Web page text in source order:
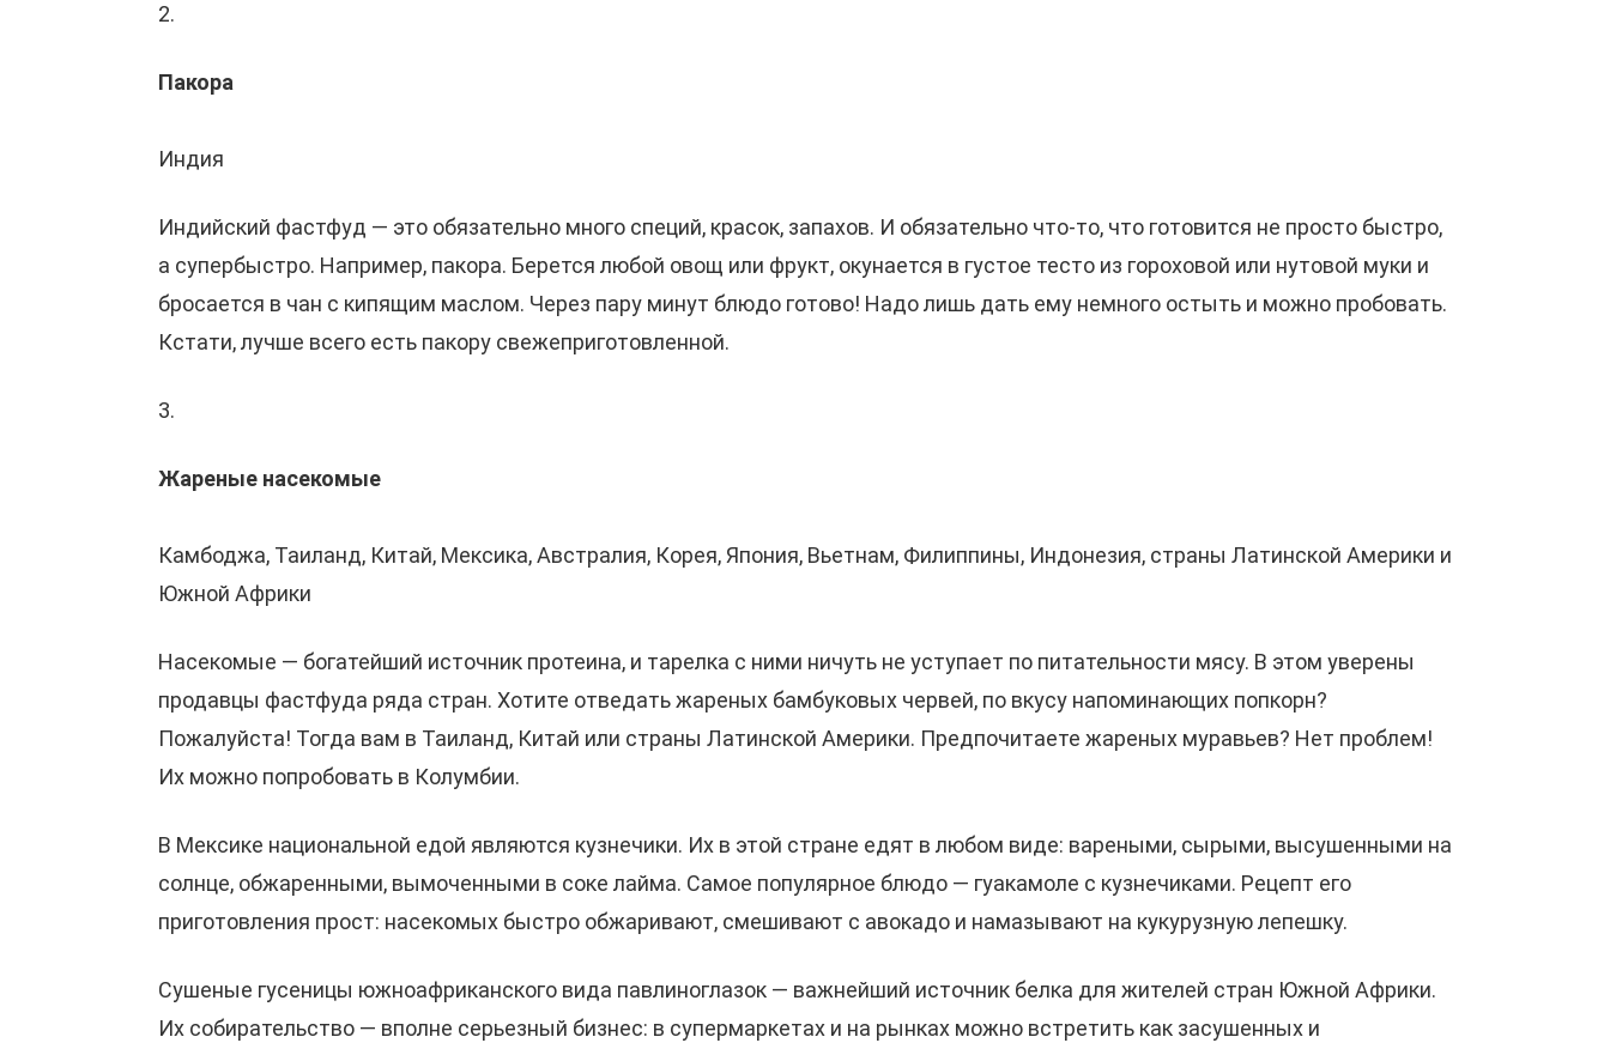
2.
Пакора
Индия
Индийский фастфуд — это обязательно много специй, красок, запахов. И обязательно что-то, что готовится не просто быстро,
а супербыстро. Например, пакора. Берется любой овощ или фрукт, окунается в густое тесто из гороховой или нутовой муки и
бросается в чан с кипящим маслом. Через пару минут блюдо готово! Надо лишь дать ему немного остыть и можно пробовать.
Кстати, лучше всего есть пакору свежеприготовленной.
3.
Жареные насекомые
Камбоджа, Таиланд, Китай, Мексика, Австралия, Корея, Япония, Вьетнам, Филиппины, Индонезия, страны Латинской Америки и
Южной Африки
Насекомые — богатейший источник протеина, и тарелка с ними ничуть не уступает по питательности мясу. В этом уверены
продавцы фастфуда ряда стран. Хотите отведать жареных бамбуковых червей, по вкусу напоминающих попкорн?
Пожалуйста! Тогда вам в Таиланд, Китай или страны Латинской Америки. Предпочитаете жареных муравьев? Нет проблем!
Их можно попробовать в Колумбии.
В Мексике национальной едой являются кузнечики. Их в этой стране едят в любом виде: вареными, сырыми, высушенными на
солнце, обжаренными, вымоченными в соке лайма. Самое популярное блюдо — гуакамоле с кузнечиками. Рецепт его
приготовления прост: насекомых быстро обжаривают, смешивают с авокадо и намазывают на кукурузную лепешку.
Сушеные гусеницы южноафриканского вида павлиноглазок — важнейший источник белка для жителей стран Южной Африки.
Их собирательство — вполне серьезный бизнес: в супермаркетах и на рынках можно встретить как засушенных и